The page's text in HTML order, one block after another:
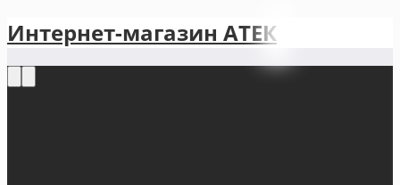
Интернет-магазин АТЕКㅤ